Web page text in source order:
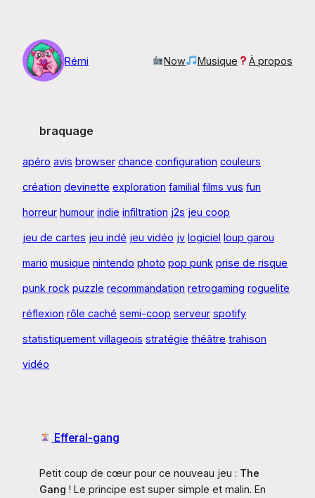
contenu
Rémi
Now Musique À propos
braquage
apéro avis browser chance configuration couleurs
création devinette exploration familial films vus fun
horreur humour indie infiltration j2s jeu coop
jeu de cartes jeu indé jeu vidéo jv logiciel loup garou
mario musique nintendo photo pop punk prise de risque
punk rock puzzle recommandation retrogaming roguelite
réflexion rôle caché semi-coop serveur spotify
statistiquement villageois stratégie théâtre trahison
vidéo
Efferal-gang
Petit coup de cœur pour ce nouveau jeu : The
Gang ! Le principe est super simple et malin. En